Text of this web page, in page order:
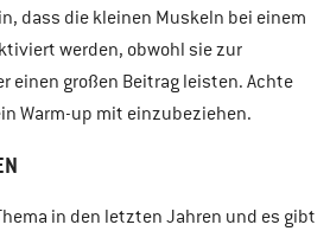
dass die kleinen Muskeln bei einem
werden, obwohl sie zur
einen großen Beitrag leisten. Achte
Warm-up mit einzubeziehen.
in den letzten Jahren und es gibt